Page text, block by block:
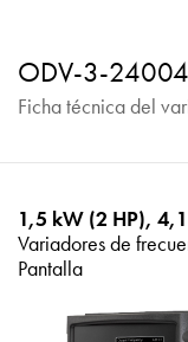
ODV-3-
Ficha técnica del
1,5 kW (2 HP),
Variadores de
Pantalla